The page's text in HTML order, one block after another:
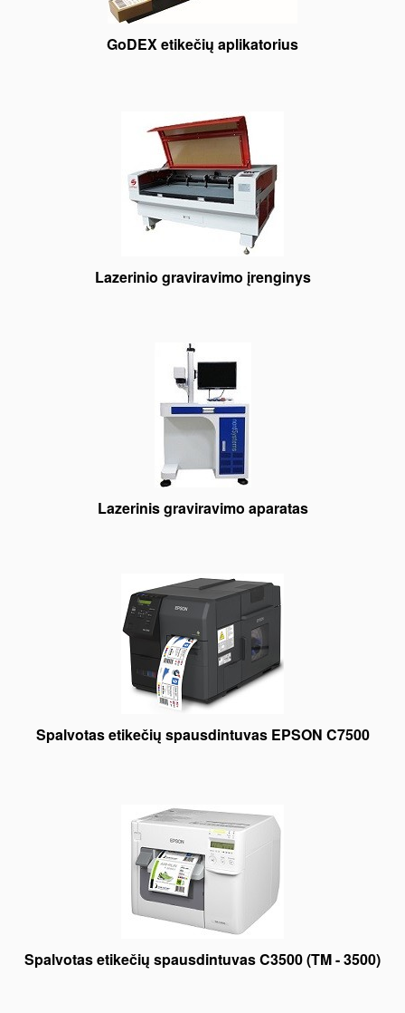
GoDEX etikečių aplikatorius
Lazerinio graviravimo įrenginys
Lazerinis graviravimo aparatas
Spalvotas etikečių spausdintuvas EPSON C7500
Spalvotas etikečių spausdintuvas C3500 (TM - 3500)